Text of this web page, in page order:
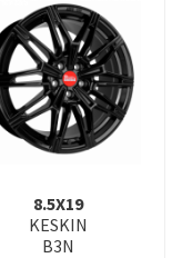
8.5X19
KESKIN
B3N